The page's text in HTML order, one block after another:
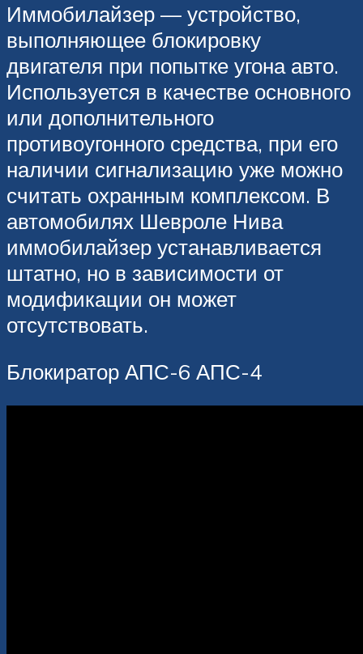
Иммобилайзер — устройство,
выполняющее блокировку
двигателя при попытке угона авто.
Используется в качестве основного
или дополнительного
противоугонного средства, при его
наличии сигнализацию уже можно
считать охранным комплексом. В
автомобилях Шевроле Нива
иммобилайзер устанавливается
штатно, но в зависимости от
модификации он может
отсутствовать.
Блокиратор АПС-6 АПС-4